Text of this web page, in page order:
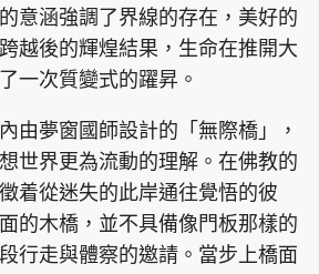
使用條款
版權及免責聲明
版權所有 . 不得轉載
意涵強調了界線的存在，美好的
越後的輝煌結果，生命在推開大
一次質變式的躍昇。
由夢窗國師設計的「無際橋」，
世界更為流動的理解。在佛教的
着從迷失的此岸通往覺悟的彼
的木橋，並不具備像門板那樣的
行走與體察的邀請。當步上橋面